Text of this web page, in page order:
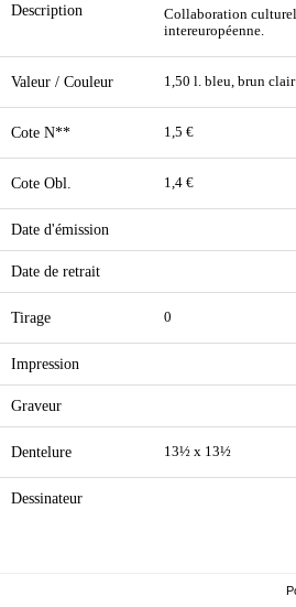
Description
Collaboration
intereuropéenne.
Valeur / Couleur 1,50 l. bleu, brun
Cote N** 1,5 €
Cote Obl. 1,4 €
Date d'émission
Date de retrait
Tirage 0
Impression
Graveur
Dentelure 13½ x 13½
Dessinateur